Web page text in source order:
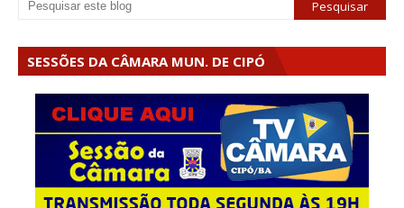
SESSÕES DA CÂMARA MUN. DE CIPÓ